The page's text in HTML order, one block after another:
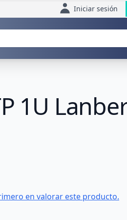
Iniciar sesión
1U
en valorar este producto.